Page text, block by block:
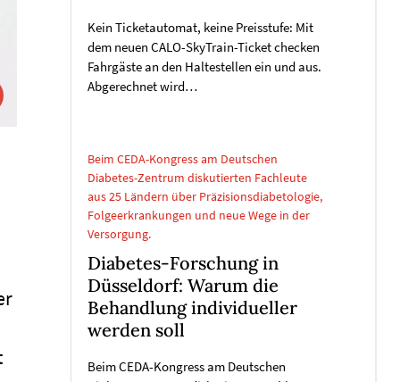
Kein Ticketautomat, keine Preisstufe: Mit
dem neuen CALO-SkyTrain-Ticket checken
Fahrgäste an den Haltestellen ein und aus.
Abgerechnet wird…
Beim CEDA-Kongress am Deutschen
Diabetes-Zentrum diskutierten Fachleute
aus 25 Ländern über Präzisionsdiabetologie,
Folgeerkrankungen und neue Wege in der
Versorgung.
Diabetes-Forschung in
Düsseldorf: Warum die
Behandlung individueller
werden soll
Beim CEDA-Kongress am Deutschen